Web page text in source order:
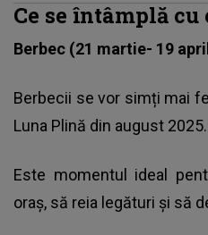
Ce se întâmplă
Berbec (21 martie- 19
Berbecii se vor simți mai
Luna Plină din august 2025.
Este momentul ideal
oraș, să reia legături și să